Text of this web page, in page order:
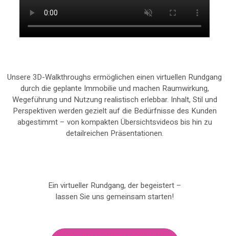
Unsere 3D-Walkthroughs ermöglichen einen virtuellen Rundgang
durch die geplante Immobilie und machen Raumwirkung,
Wegeführung und Nutzung realistisch erlebbar. Inhalt, Stil und
Perspektiven werden gezielt auf die Bedürfnisse des Kunden
abgestimmt – von kompakten Übersichts­videos bis hin zu
detailreichen Präsentationen.
Ein virtueller Rundgang, der begeistert –
lassen Sie uns gemeinsam starten!